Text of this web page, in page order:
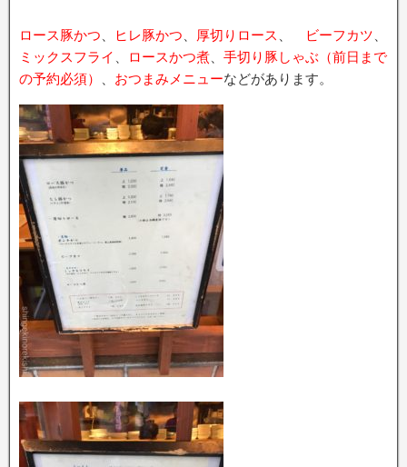
ロース豚かつ ヒレ豚かつ 厚切りロース ビーフカツ
ミックスフライ
ロースかつ煮
手切り豚しゃぶ（前日まで
の予約必須）
おつまみメニューなどがあります。